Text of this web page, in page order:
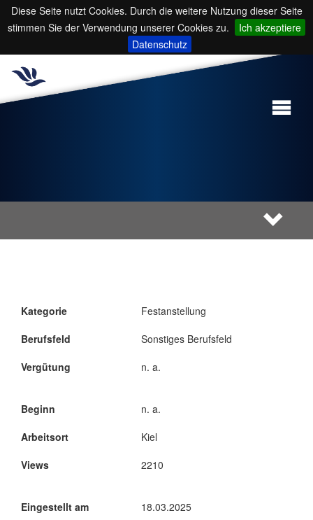
Diese Seite nutzt Cookies. Durch die weitere Nutzung dieser Seite
stimmen Sie der Verwendung unserer Cookies zu.
Ich akzeptiere
Datenschutz
Kategorie
Berufsfeld
Vergütung
Festanstellung
Sonstiges Berufsfeld
n. a.
Beginn
Arbeitsort
Views
n. a.
Kiel
2210
Eingestellt am 18.03.2025